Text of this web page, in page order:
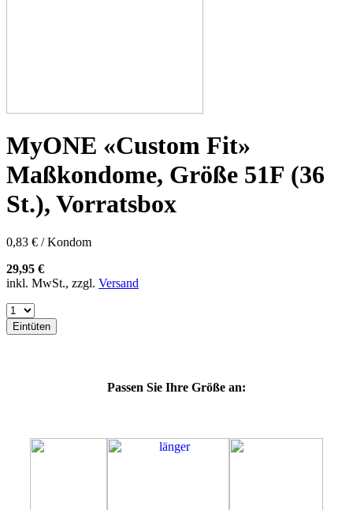
57H
57K
60E
60F
60G
60H
60K
60L
64E
64F
64L
64M
MyONE «Custom Fit»
Maßkondome, Größe 51F (36
St.), Vorratsbox
0,83 € / Kondom
29,95 €
inkl. MwSt., zzgl. Versand
Eintüten
Passen Sie Ihre Größe an: